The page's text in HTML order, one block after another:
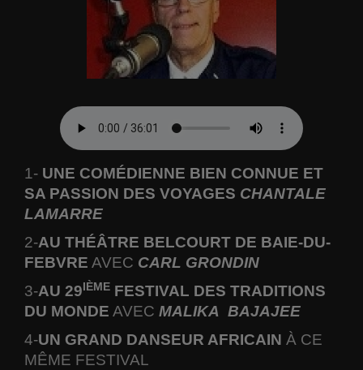
1- UNE COMÉDIENNE BIEN CONNUE ET
SA PASSION DES VOYAGES CHANTALE
LAMARRE
2-AU THÉÂTRE BELCOURT DE BAIE-DU-
FEBVRE AVEC CARL GRONDIN
3-AU 29IÈME FESTIVAL DES TRADITIONS
DU MONDE AVEC MALIKA BAJAJEE
4-UN GRAND DANSEUR AFRICAIN À CE
MÊME FESTIVAL